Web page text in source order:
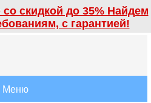
скидкой до 35% Найдем
с гарантией!
Меню